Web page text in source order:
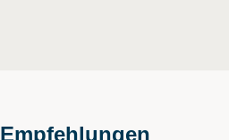
Empfehlungen